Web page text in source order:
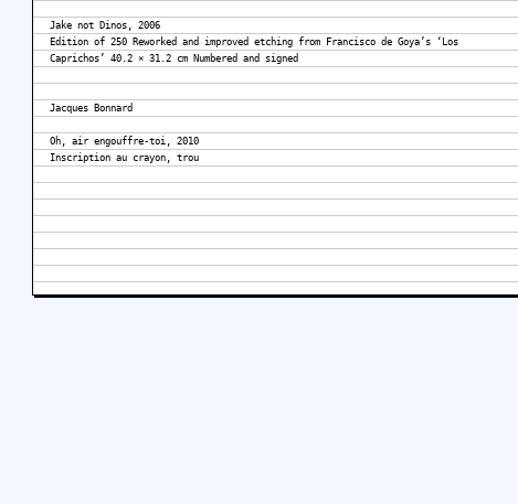
Jake not Dinos, 2006
Edition of 250 Reworked and improved etching from Francisco de Goya’s ‘Los
Caprichos’ 40.2 × 31.2 cm Numbered and signed
Jacques Bonnard
Oh, air engouffre-toi, 2010
Inscription au crayon, trou